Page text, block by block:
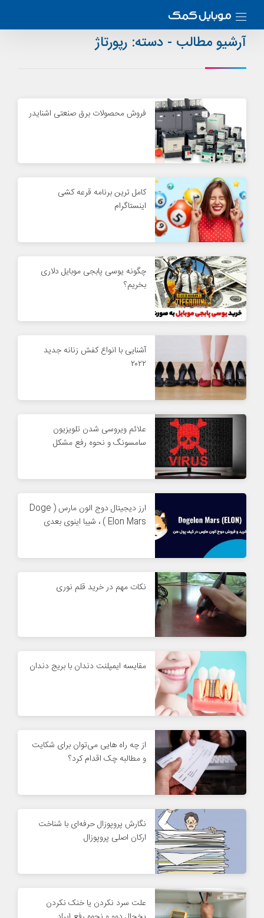
آرشیو مطالب - دسته: رپورتاژ
فروش محصولات برق صنعتی اشنایدر
کامل ترین برنامه قرعه کشی
اینستاگرام
چگونه یوسی پابجی موبایل دلاری
بخریم؟
آشنایی با انواع کفش زنانه جدید
۲۰۲۲
علائم ویروسی شدن تلویزیون
سامسونگ و نحوه رفع مشکل
ارز دیجیتال دوج الون مارس ( Doge
Elon Mars ) ، شیبا اینوی بعدی
نکات مهم در خرید قلم نوری
مقایسه ایمپلنت دندان با بریج دندان
از چه راه هایی می‌توان برای شکایت
و مطالبه چک اقدام کرد؟
نگارش پروپوزال حرفه‌ای با شناخت
ارکان اصلی پروپوزال
علت سرد نکردن یا خنک نکردن